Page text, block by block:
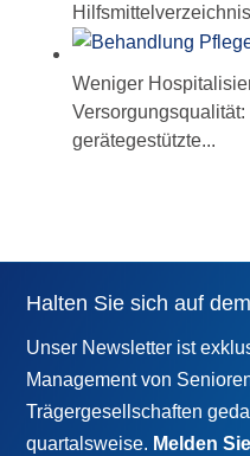
Hilfsmittelverzeichnis
Weniger
gerätegestützte...
Halten Sie sich auf
Unser Newsletter ist
Management von
Trägergesellschaften
quartalsweise. Melden